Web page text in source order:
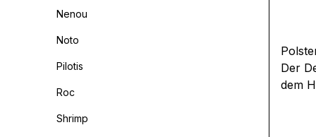
Nenou
Noto
Pilotis
Roc
Shrimp
Der
dem